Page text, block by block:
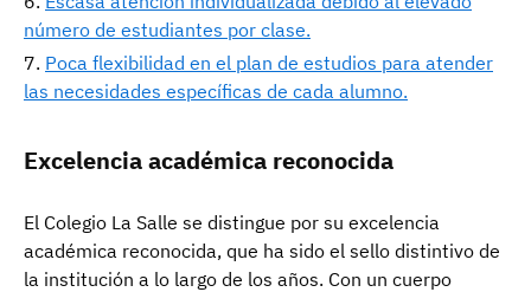
número de estudiantes por clase.
Poca flexibilidad en el plan de estudios para atender
las necesidades específicas de cada alumno.
Excelencia académica reconocida
El Colegio La Salle se distingue por su excelencia
académica reconocida, que ha sido el sello distintivo de
la institución a lo largo de los años. Con un cuerpo